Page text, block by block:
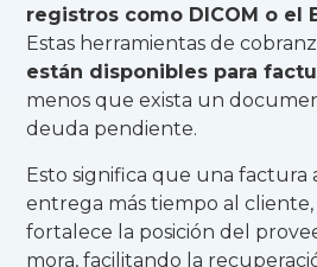
registros como DICOM o el
Estas herramientas de
están disponibles para
menos que exista un
deuda pendiente.
Esto significa que una factura
entrega más tiempo al
fortalece la posición del
mora, facilitando la